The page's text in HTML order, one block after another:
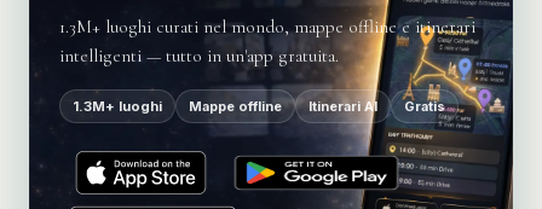
1.3M+ luoghi curati nel mondo, mappe offline e itinerari
intelligenti — tutto in un'app gratuita.
1.3M+ luoghi Mappe offline Itinerari AI Gratis